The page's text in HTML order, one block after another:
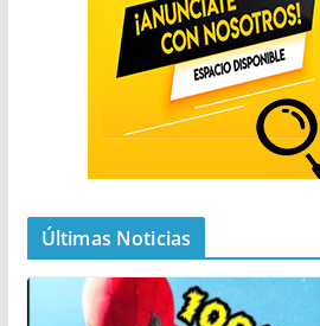
Últimas Noticias